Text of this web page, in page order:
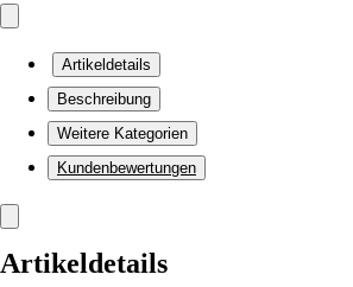
Artikeldetails
Beschreibung
Weitere Kategorien
Kundenbewertungen
Artikeldetails